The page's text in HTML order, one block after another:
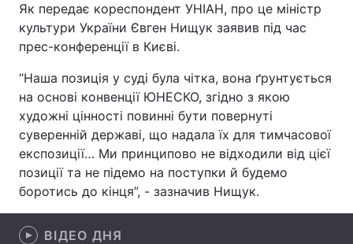
Спорт Наука
Техно і зв'язок
Зброя Інциденти
Здоров'я Туризм
Цікавинки Погода
Екологія Регіони
Лонгріди
Як передає кореспондент УНІАН, про це міністр
культури України Євген Нищук заявив під час
прес-конференції в Києві.
“Наша позиція у суді була чітка, вона ґрунтується
на основі конвенції ЮНЕСКО, згідно з якою
художні цінності повинні бути повернуті
суверенній державі, що надала їх для тимчасової
експозиції… Ми принципово не відходили від цієї
позиції та не підемо на поступки й будемо
боротись до кінця”, - зазначив Нищук.
ВІДЕО ДНЯ